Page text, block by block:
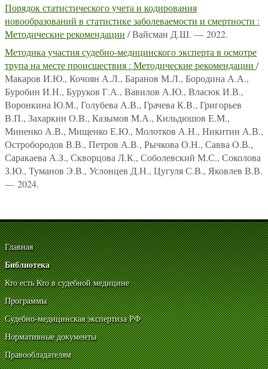
Порядок статистического учета и кодирования
новообразований в статистике заболеваемости и смертности :
Методические рекомендации / Вайсман Д.Ш. — 2022.
Методика участия судебно-медицинского эксперта в осмотре
трупа на месте происшествия : Методические рекомендации /
Макаров И.Ю., Кочоян А.Л., Баранов М.Л., Бородина А.А.,
Буробин И.Н., Буруков Г.А., Вавилов А.Ю., Власюк И.В.,
Воронкина Ю.М., Голубева А.В., Грачева К.В., Григорьев
В.П., Захаркин О.В., Казымов М.А., Кильдюшов Е.М.,
Миненко А.В., Мищенко Е.Ю., Молотков А.Н., Никитин А.В.,
Остробородов В.В., Петров А.В., Рычкова О.Н., Савва О.В.,
Саракаева А.З., Скворцова Л.К., Соболевский М.С., Соколова
З.Ю., Туманов Э.В., Услонцев Д.Н., Цугуля С.В., Яковлев В.В.
— 2024.
Главная
Библиотека
Кто есть Кто в судебной медицине
Программы
Судебно-медицинская экспертиза РФ
Нормативные документы
Правообладателям